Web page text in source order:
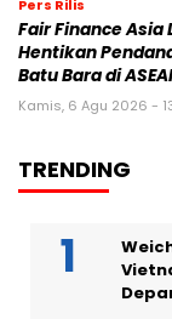
Pers Rilis
Fair Finance Asia
Hentikan
Batu Bara di
Kamis, 6 Agu 2026 -
TRENDING